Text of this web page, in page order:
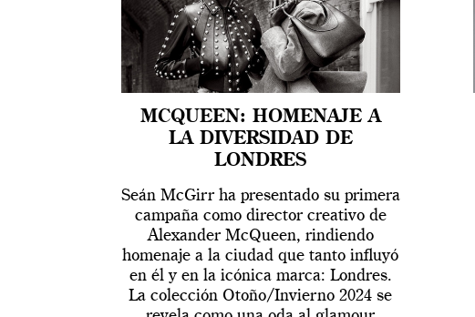
MCQUEEN: HOMENAJE A
LA DIVERSIDAD DE
LONDRES
Seán McGirr ha presentado su primera
campaña como director creativo de
Alexander McQueen, rindiendo
homenaje a la ciudad que tanto influyó
en él y en la icónica marca: Londres.
La colección Otoño/Invierno 2024 se